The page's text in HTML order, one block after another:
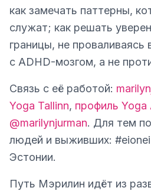
как замечать паттерны,
служат; как решать
границы, не проваливаясь
с ADHD-мозгом, а не
Связь с её работой:
Yoga Tallinn, профиль Yoga
@marilynjurman. Для тем
людей и выживших: #eionei
Эстонии.
Путь Мэрилин идёт из